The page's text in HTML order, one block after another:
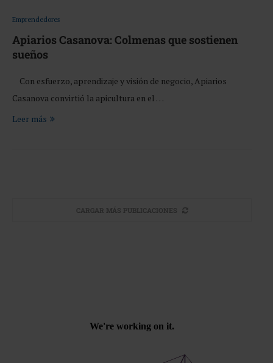
Emprendedores
Apiarios Casanova: Colmenas que sostienen
sueños
Con esfuerzo, aprendizaje y visión de negocio, Apiarios
Casanova convirtió la apicultura en el …
Leer más
CARGAR MÁS PUBLICACIONES